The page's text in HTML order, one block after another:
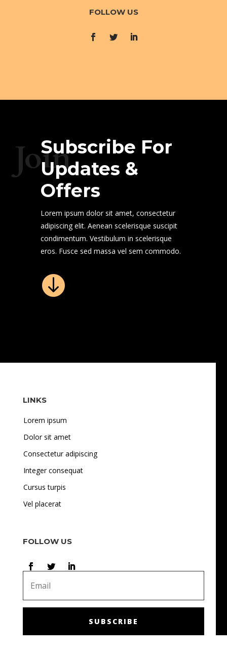
FOLLOW US
Join
Subscribe For
Updates &
Offers
Lorem ipsum dolor sit amet, consectetur
adipiscing elit. Aenean scelerisque suscipit
condimentum. Vestibulum in scelerisque
eros. Fusce sed massa vel sem commodo.

LINKS
Lorem ipsum
Dolor sit amet
Consectetur adipiscing
Integer consequat
Cursus turpis
Vel placerat
FOLLOW US
SUBSCRIBE